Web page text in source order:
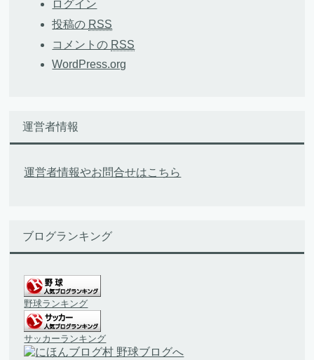
ログイン
投稿の RSS
コメントの RSS
WordPress.org
運営者情報
運営者情報やお問合せはこちら
ブログランキング
野球ランキング
サッカーランキング